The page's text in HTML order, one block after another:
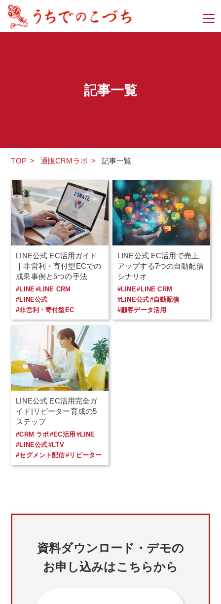
記事一覧
TOP > 通販CRMラボ > 記事一覧
LINE公式 EC活用ガイド
｜非営利・寄付型ECでの
成果事例と5つの手法
#LINE#LINE CRM
#LINE公式
#非営利・寄付型EC
LINE公式 EC活用で売上
アップする7つの自動配信
シナリオ
#LINE#LINE CRM
#LINE公式#自動配信
#顧客データ活用
LINE公式 EC活用完全ガ
イド|リピーター育成の5
ステップ
#CRM ラボ#EC活用 #LINE
#LINE公式#LTV
#セグメント配信#リピーター
資料ダウンロード・デモの
お申し込みはこちらから